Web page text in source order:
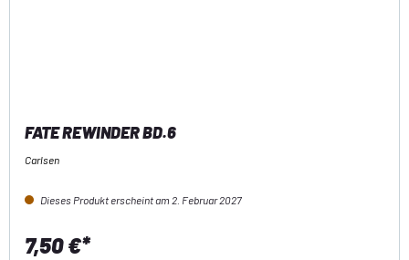
FATE REWINDER BD.6
Carlsen
Dieses Produkt erscheint am 2. Februar 2027
7,50 €*